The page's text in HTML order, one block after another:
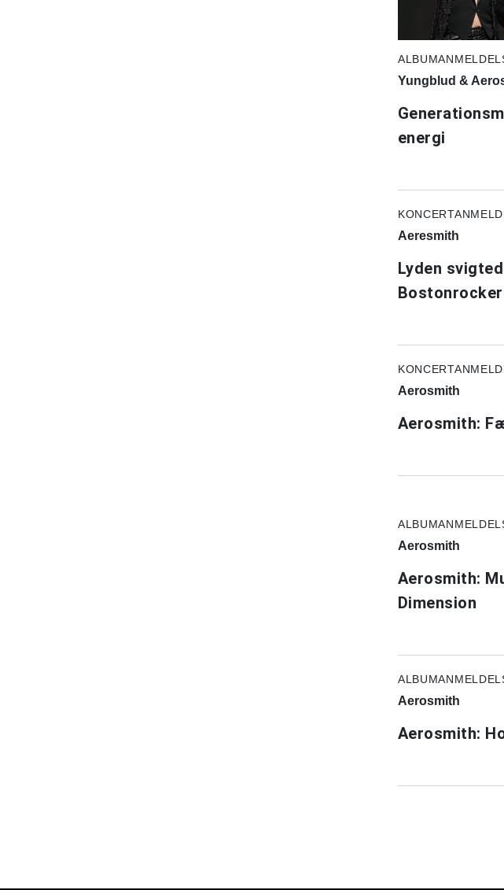
Yungblud &
energi
Aeresmith
Lyden
Aerosmith
Aerosmith:
Aerosmith
Aerosmith:
Dimension
Aerosmith
Aerosmith: